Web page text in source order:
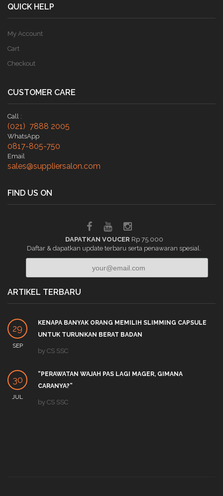
QUICK HELP
My Account
Cart
Checkout
CUSTOMER CARE
Call :
(021) 7888 2005
WhatsApp
0817-805-750
Email
sales@suppliersalon.com
FIND US ON
DAPATKAN VOUCER Rp 75.000
Daftar & dapatkan update terbaru serta penawaran spesial.
ARTIKEL TERBARU
29
SEP
KENAPA BANYAK ORANG MEMILIH SLIMMING CAPSULE
UNTUK TURUNKAN BERAT BADAN
by CS SSC
30
JUL
“PERAWATAN WAJAH PAS LAGI MAGER, GIMANA
CARANYA?”
by CS SSC